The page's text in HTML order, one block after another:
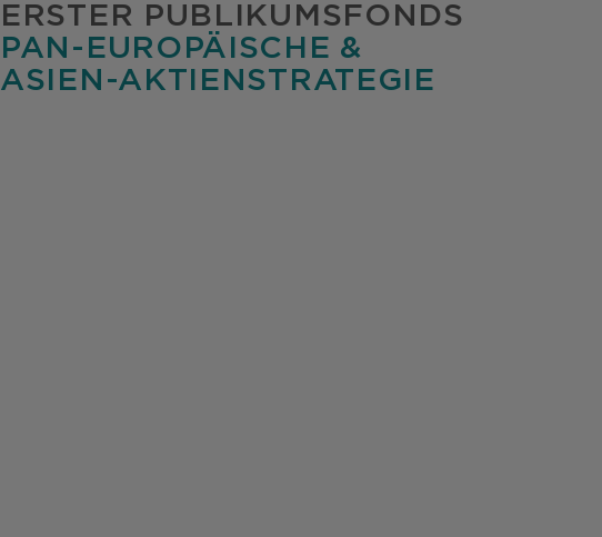
ERSTER PUBLIKUMSFONDS
PAN-EUROPÄISCHE &
ASIEN-AKTIENSTRATEGIE